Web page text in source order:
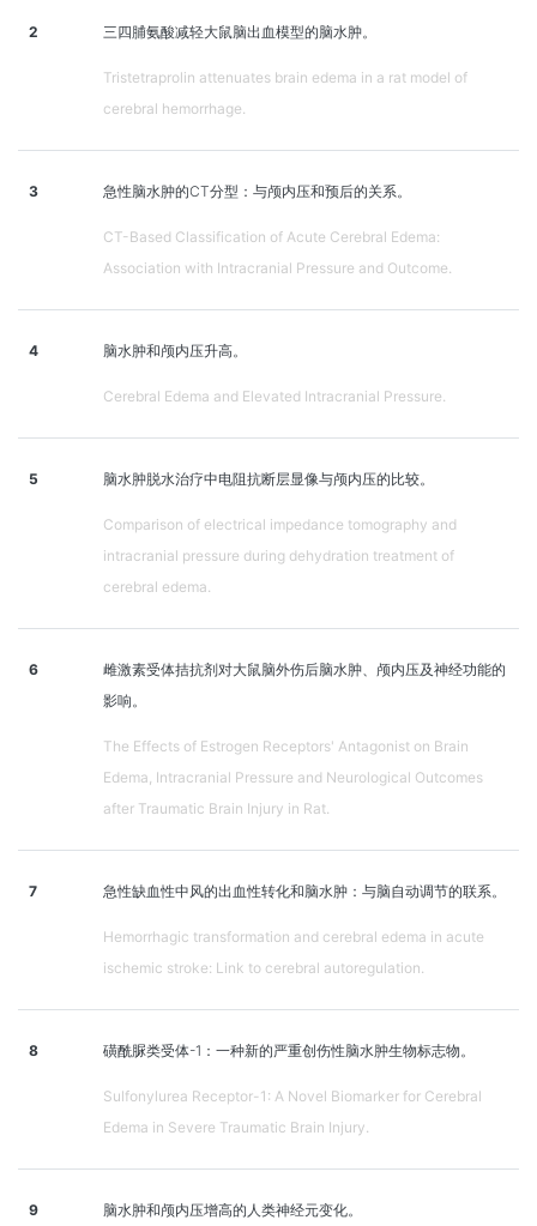
2 三四脯氨酸减轻大鼠脑出血模型的脑水肿。
Tristetraprolin attenuates brain edema in a rat model of
cerebral hemorrhage.
3 急性脑水肿的CT分型：与颅内压和预后的关系。
CT-Based Classification of Acute Cerebral Edema:
Association with Intracranial Pressure and Outcome.
4 脑水肿和颅内压升高。
Cerebral Edema and Elevated Intracranial Pressure.
5 脑水肿脱水治疗中电阻抗断层显像与颅内压的比较。
Comparison of electrical impedance tomography and
intracranial pressure during dehydration treatment of
cerebral edema.
6
雌激素受体拮抗剂对大鼠脑外伤后脑水肿、颅内压及神经功能的
影响。
The Effects of Estrogen Receptors' Antagonist on Brain
Edema, Intracranial Pressure and Neurological Outcomes
after Traumatic Brain Injury in Rat.
7 急性缺血性中风的出血性转化和脑水肿：与脑自动调节的联系。
Hemorrhagic transformation and cerebral edema in acute
ischemic stroke: Link to cerebral autoregulation.
8 磺酰脲类受体-1：一种新的严重创伤性脑水肿生物标志物。
Sulfonylurea Receptor-1: A Novel Biomarker for Cerebral
Edema in Severe Traumatic Brain Injury.
9 脑水肿和颅内压增高的人类神经元变化。